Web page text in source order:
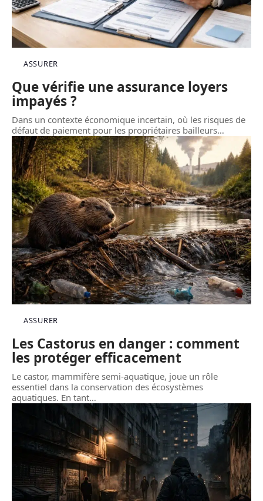
ASSURER
Que vérifie une assurance loyers
impayés ?
Dans un contexte économique incertain, où les risques de
défaut de paiement pour les propriétaires bailleurs…
ASSURER
Les Castorus en danger : comment
les protéger efficacement
Le castor, mammifère semi-aquatique, joue un rôle
essentiel dans la conservation des écosystèmes
aquatiques. En tant…